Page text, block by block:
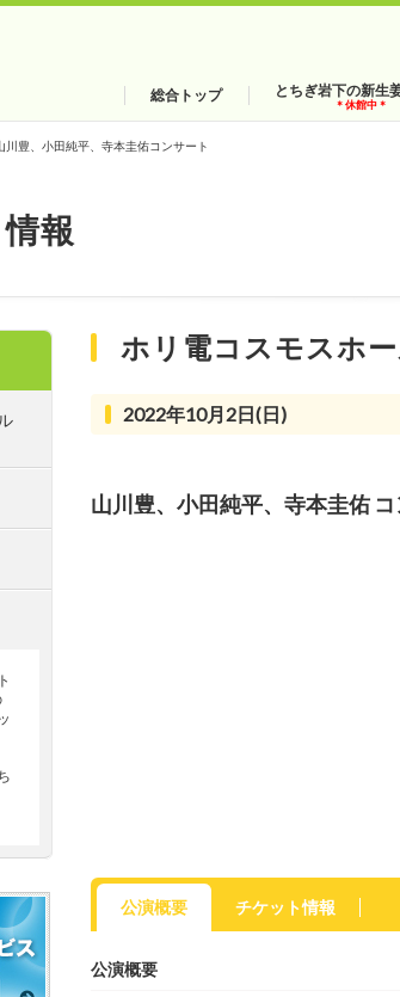
総合トップ とちぎ岩下の新生
＊休館中＊
川豊、小田純平、寺本圭佑コンサート
報
ホリ電コスモスホ
2022年10月2日(日)
山川豊、小田純平、寺本圭佑 コ
公演概要 チケット情報
公演概要